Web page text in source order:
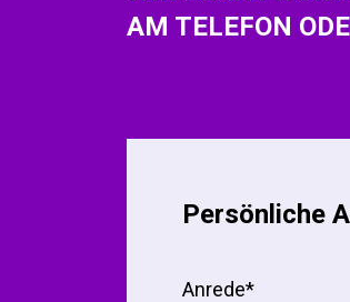
AM TELEFON
Persönliche
Anrede*